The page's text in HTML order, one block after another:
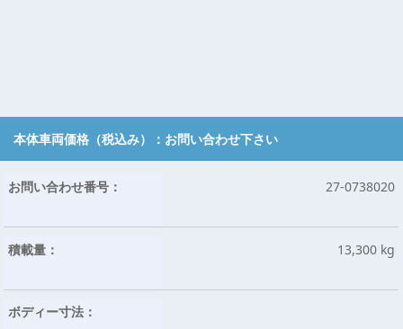
本体車両価格（税込み）： お問い合わせ下さい
お問い合わせ番号： 27-0738020
積載量： 13,300 kg
ボディー寸法：